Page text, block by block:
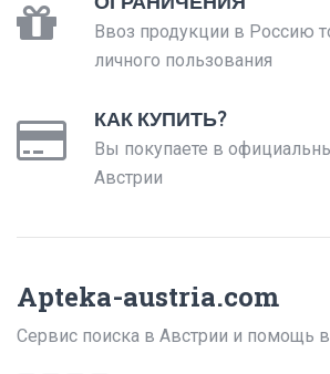
Ввоз продукции в Россию
личного пользования
КАК КУПИТЬ?
Вы покупаете в
Австрии
Apteka-austria.com
Сервис поиска в Австрии и помощь